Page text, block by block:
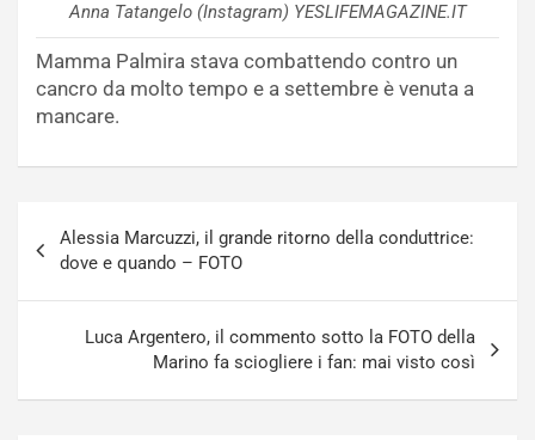
Anna Tatangelo (Instagram) YESLIFEMAGAZINE.IT
Mamma Palmira stava combattendo contro un
cancro da molto tempo e a settembre è venuta a
mancare.
articoli
Alessia Marcuzzi, il grande ritorno della conduttrice:
dove e quando – FOTO
Luca Argentero, il commento sotto la FOTO della
Marino fa sciogliere i fan: mai visto così